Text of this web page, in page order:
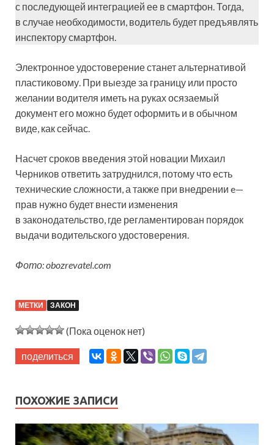
с последующей интеграцией ее в смартфон. Тогда,
в случае необходимости, водитель будет предъявлять
инспектору смартфон.
Электронное удостоверение станет альтернативой
пластиковому. При выезде за границу или просто
желании водителя иметь на руках осязаемый
документ его можно будет оформить и в обычном
виде, как сейчас.
Насчет сроков введения этой новации Михаил
Черников ответить затруднился, потому что есть
технические сложности, а также при внедрении e—
прав нужно будет внести изменения
в законодательство, где регламентирован порядок
выдачи водительского удостоверения.
Фото: obozrevatel.com
МЕТКИ ЗАКОН
(Пока оценок нет)
поделиться
ПОХОЖИЕ ЗАПИСИ